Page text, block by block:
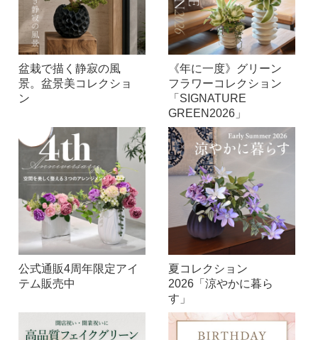
盆栽で描く静寂の風
景。盆景美コレクショ
ン
《年に一度》グリーン
フラワーコレクション
「SIGNATURE
GREEN2026」
公式通販4周年限定アイ
テム販売中
夏コレクション
2026「涼やかに暮ら
す」